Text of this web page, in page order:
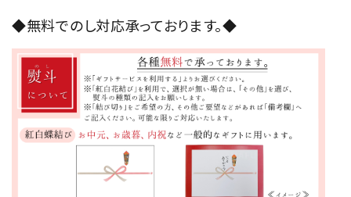
◆無料でのし対応承っております。◆